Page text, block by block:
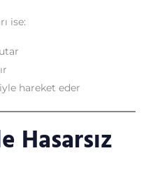
ise:
hareket eder
Hasarsız